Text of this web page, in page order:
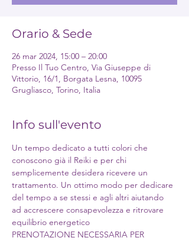
Orario & Sede
26 mar 2024, 15:00 – 20:00
Presso Il Tuo Centro, Via Giuseppe di
Vittorio, 16/1, Borgata Lesna, 10095
Grugliasco, Torino, Italia
Info sull'evento
Un tempo dedicato a tutti colori che
conoscono già il Reiki e per chi
semplicemente desidera ricevere un
trattamento. Un ottimo modo per dedicare
del tempo a se stessi e agli altri aiutando
ad accrescere consapevolezza e ritrovare
equilibrio energetico
PRENOTAZIONE NECESSARIA PER